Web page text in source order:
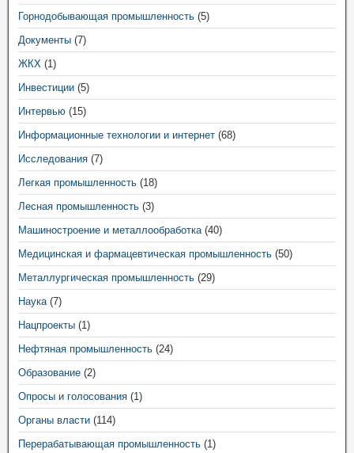
Горнодобывающая промышленность (5)
Документы (7)
ЖКХ (1)
Инвестиции (5)
Интервью (15)
Информационные технологии и интернет (68)
Исследования (7)
Легкая промышленность (18)
Лесная промышленность (3)
Машиностроение и металлообработка(40)
Медицинская и фармацевтическая промышленность (50)
Металлургическая промышленность (29)
Наука(7)
Нацпроекты (1)
Нефтяная промышленность (24)
Образование (2)
Опросы и голосования (1)
Органы власти (114)
Перерабатывающая промышленность (1)